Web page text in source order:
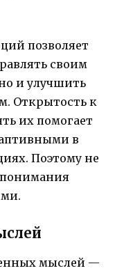
позволяет
своим
и улучшить
Открытость к
их помогает
в
Поэтому не
понимания
мыслей —